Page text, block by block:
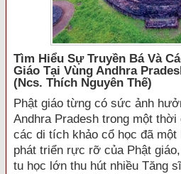
Tìm Hiểu Sự Truyền Bá Và
Giáo Tại Vùng Andhra
(ncs. Thích Nguyên Thế)
Phật giáo từng có sức ảnh
Andhra Pradesh trong một thời
các di tích khảo cổ học đã
phát triển rực rỡ của Phật
tu học lớn thu hút nhiều Tăng